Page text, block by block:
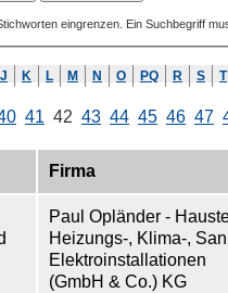
eingrenzen. Ein Suchbegriff
J K L M N O PQ R S T
41 42 43 44 45 46 47
Firma
Paul Opländer -
Heizungs-, Klima-,
Elektroinstallationen
(GmbH & Co.) KG